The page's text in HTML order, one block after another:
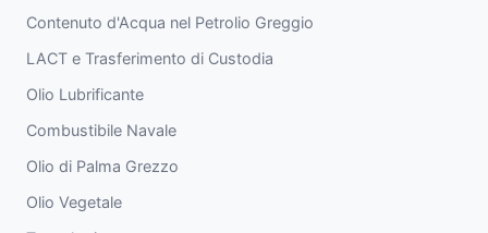
Contenuto d'Acqua nel Petrolio Greggio
LACT e Trasferimento di Custodia
Olio Lubrificante
Combustibile Navale
Olio di Palma Grezzo
Olio Vegetale